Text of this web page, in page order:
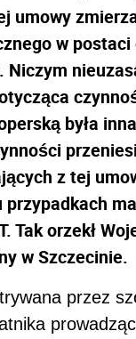
umowy
w
Niczym
była
z tej
przypadkach
Tak orzekł
w Szczecinie.
przez